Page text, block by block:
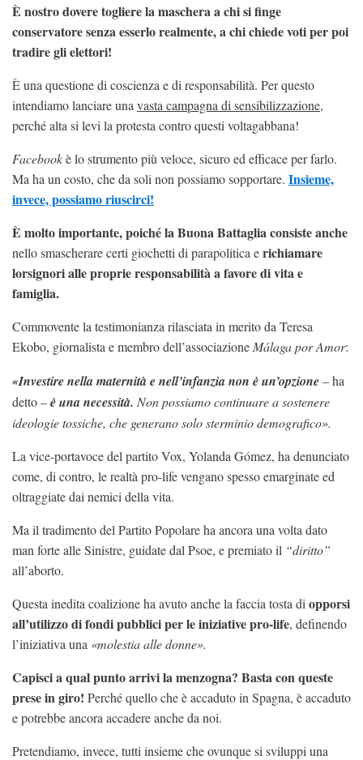
È nostro dovere togliere la maschera a chi si finge
conservatore senza esserlo realmente, a chi chiede voti per poi
tradire gli elettori!
È una questione di coscienza e di responsabilità. Per questo
intendiamo lanciare una vasta campagna di sensibilizzazione,
perché alta si levi la protesta contro questi voltagabbana!
Facebookè lo strumento più veloce, sicuro ed efficace per farlo.
Ma ha un costo, che da soli non possiamo sopportare. Insieme,
invece, possiamo riuscirci!
È molto importante, poiché la Buona Battaglia consiste anche
nello smascherare certi giochetti di parapolitica erichiamare
lorsignori alle proprie responsabilità a favore di vita e
famiglia.
Commovente la testimonianza rilasciata in merito da Teresa
Ekobo, giornalista e membro dell’associazione Málaga por Amor:
«Investire nella maternità e nell’infanzia non è un’opzione– ha
detto –è una necessità. Non possiamo continuare a sostenere
ideologie tossiche, che generano solo sterminio demografico».
La vice-portavoce del partito Vox, Yolanda Gómez, ha denunciato
come, di contro, le realtà pro-life vengano spesso emarginate ed
oltraggiate dai nemici della vita.
Ma il tradimento del Partito Popolare ha ancora una volta dato
man forte alle Sinistre, guidate dal Psoe, e premiato il “diritto”
all’aborto.
Questa inedita coalizione ha avuto anche la faccia tosta di opporsi
all’utilizzo di fondi pubblici per le iniziative pro-life, definendo
l’iniziativa una «molestia alle donne».
Capisci a qual punto arrivi la menzogna? Basta con queste
prese in giro! Perché quello che è accaduto in Spagna, è accaduto
e potrebbe ancora accadere anche da noi.
Pretendiamo, invece, tutti insieme che ovunque si sviluppi una